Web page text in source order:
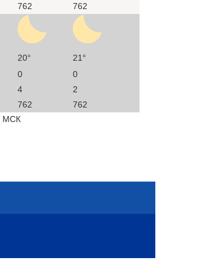
762 762
20°
21°
0
0
4
2
762
762
МСК